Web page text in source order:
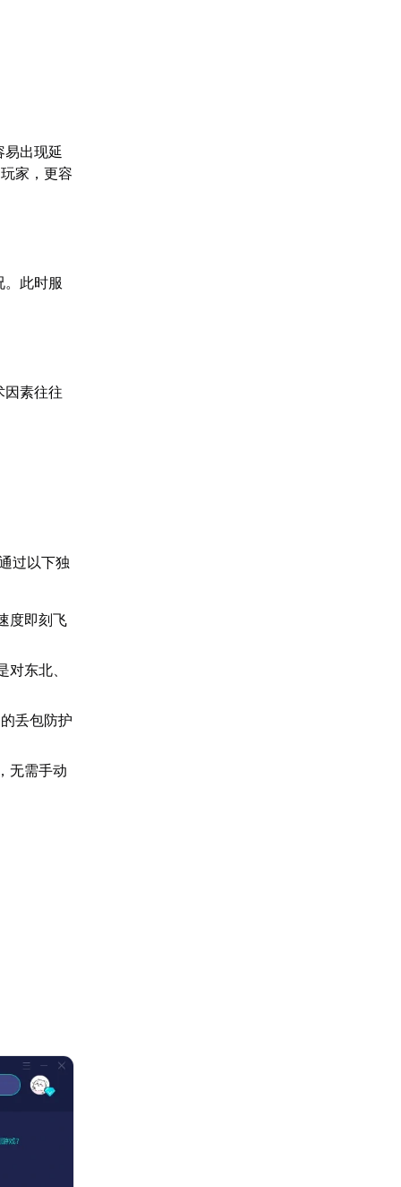
易出现延
家，更容
此时服
因素往往
过以下独
度即刻飞
东北、
丢包防护
无需手动